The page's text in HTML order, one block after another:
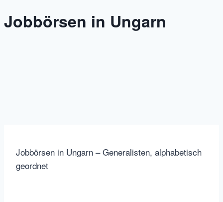
Jobbörsen in Ungarn
Jobbörsen in Ungarn – Generalisten, alphabetisch
geordnet